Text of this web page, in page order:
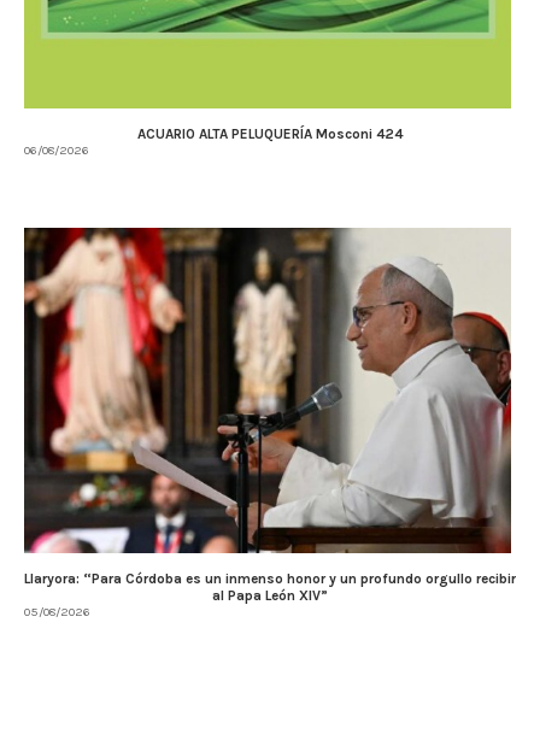
ACUARIO ALTA PELUQUERÍA Mosconi 424
06/08/2026
Llaryora: “Para Córdoba es un inmenso honor y un profundo orgullo recibir
al Papa León XIV”
05/08/2026